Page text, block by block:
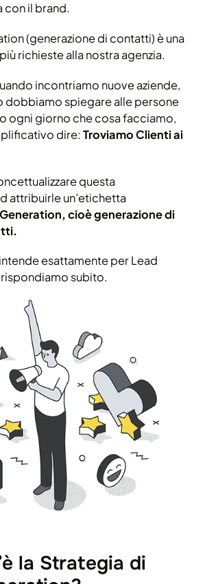
con il brand.
(generazione di contatti) è una
richieste alla nostra agenzia.
incontriamo nuove aziende,
dobbiamo spiegare alle persone
ogni giorno che cosa facciamo,
dire: Troviamo Clienti ai
questa
attribuirle un’etichetta
cioè generazione di
esattamente per Lead
subito.
la Strategia di